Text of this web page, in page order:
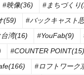
#映像(36) #まちづくり
(59)
#バックキャスト
湾(16)
#YouFab(9)
#COUNTER POINT(15)
#ロフトワーク